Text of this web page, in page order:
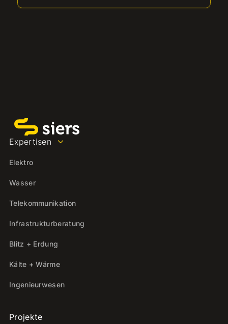
Expertisen
Elektro
Wasser
Telekommunikation
Infrastrukturberatung
Blitz + Erdung
Kälte + Wärme
Ingenieurwesen
Projekte